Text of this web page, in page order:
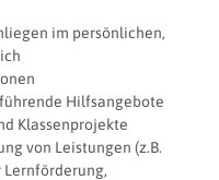
im persönlichen,
Hilfsangebote
Klassenprojekte
von Leistungen (z.B.
Lernförderung,